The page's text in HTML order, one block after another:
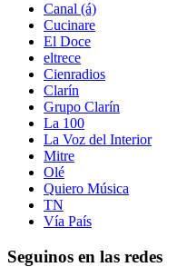
Canal (á)
Cucinare
El Doce
eltrece
Cienradios
Clarín
Grupo Clarín
La 100
La Voz del Interior
Mitre
Olé
Quiero Música
TN
Vía País
Seguinos en las redes